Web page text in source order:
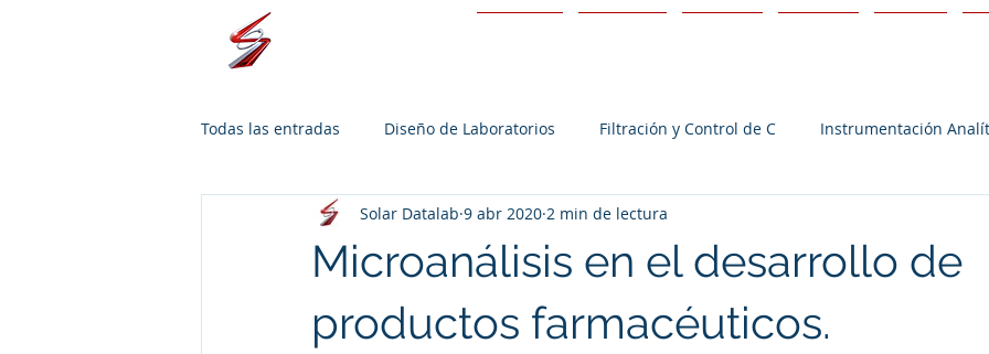
Todas las entradas Diseño de Laboratorios Filtración y Control de C Instrumentación
Microanálisis en el desarrollo de
productos farmacéuticos.
Solar Datalab 9 abr 2020 2 min de lectura